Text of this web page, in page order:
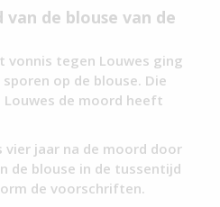
de blouse van de
vonnis tegen Louwes ging
op de blouse. Die
de moord heeft
vier jaar na de moord door
de blouse in de tussentijd
de voorschriften.